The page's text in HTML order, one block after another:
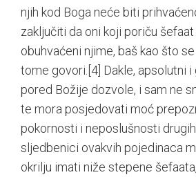
njih kod Boga neće biti
zaključiti da oni koji poriču
obuhvaćeni njime, baš kao što
tome govori. [4] Dakle, apsolutni
pored Božije dozvole, i sam ne
te mora posjedovati moć
pokornosti i neposlušnosti
sljedbenici ovakvih pojedinaca
okrilju imati niže stepene